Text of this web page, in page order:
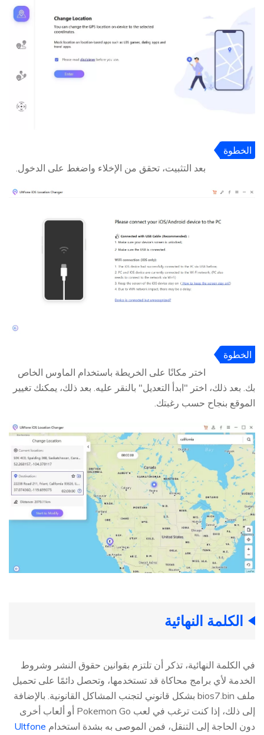
الخطوة
بعد التثبيت، تحقق من الإخلاء واضغط على الدخول.
الخطوة
اختر مكانًا على الخريطة باستخدام الماوس الخاص
بك. بعد ذلك، اختر "ابدأ التعديل" بالنقر عليه. بعد ذلك، يمكنك تغيير
الموقع بنجاح حسب رغبتك.
الكلمة النهائية
في الكلمة النهائية، تذكر أن تلتزم بقوانين حقوق النشر وشروط
الخدمة لأي برامج محاكاة قد تستخدمها، وتحصل دائمًا على تحميل
ملف bios7.bin بشكل قانوني لتجنب المشاكل القانونية. بالإضافة
إلى ذلك، إذا كنت ترغب في لعب Pokemon Go أو ألعاب أخرى
دون الحاجة إلى التنقل، فمن الموصى به بشدة استخدام Ultfone